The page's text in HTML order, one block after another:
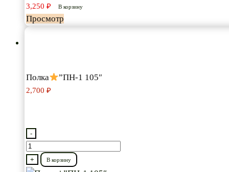
3,250 ₽ В корзину
Просмотр
Полка ”ПН-1 105″
2,700 ₽
-
Количество
товара
+ В корзину